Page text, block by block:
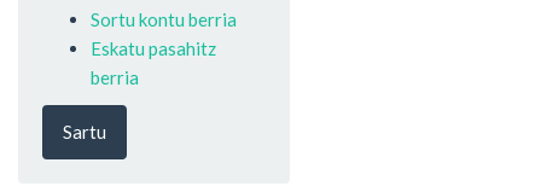
Sortu kontu berria
Eskatu pasahitz
berria
Sartu